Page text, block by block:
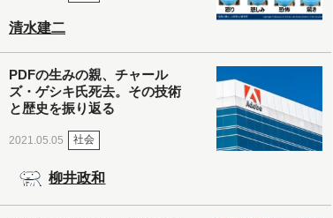
清水建二
PDFの生みの親、チャール
ズ・ゲシキ氏死去。その技術
と歴史を振り返る
2021.05.05 社会
柳井政和